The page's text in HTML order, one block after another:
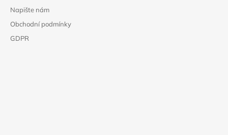
Napište nám
Obchodní podmínky
GDPR